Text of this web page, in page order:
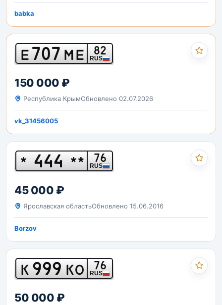
babka
Е707 МЕ 82
RUS
150 000 ₽
Республика КрымОбновлено 02.07.2026
vk_31456005
* 444 ** 76
RUS
45 000 ₽
Ярославская областьОбновлено 15.06.2016
Borzov
К 999 КО 76
RUS
50 000 ₽